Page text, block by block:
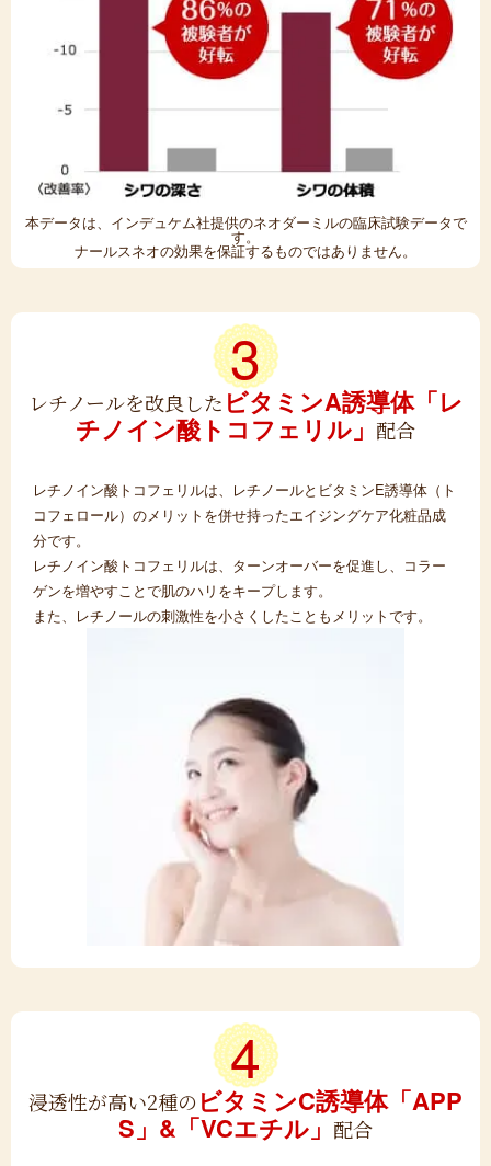
本データは、インデュケム社提供のネオダーミルの臨床試験データで
す。
ナールスネオの効果を保証するものではありません。
3
レチノールを改良した ビタミンA誘導体「レ
チノイン酸トコフェリル」 配合
レチノイン酸トコフェリルは、レチノールとビタミンE誘導体（ト
コフェロール）のメリットを併せ持ったエイジングケア化粧品成
分です。
レチノイン酸トコフェリルは、ターンオーバーを促進し、コラー
ゲンを増やすことで肌のハリをキープします。
また、レチノールの刺激性を小さくしたこともメリットです。
4
浸透性が高い2種のビタミンC誘導体「APP
S」&「VCエチル」 配合